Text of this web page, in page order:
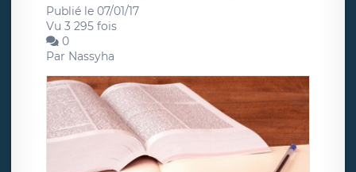
Publié le 07/01/17
Vu 3 295 fois
0
Par Nassyha